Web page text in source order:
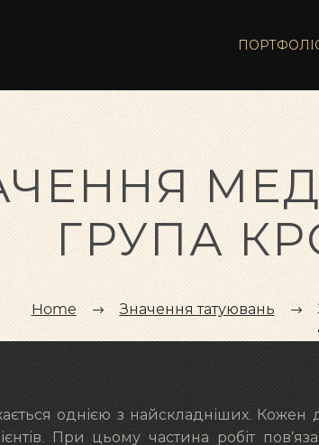
ГРУПА
Home Значення татуювань
однією з найскладніших.
При цьому частина робіт